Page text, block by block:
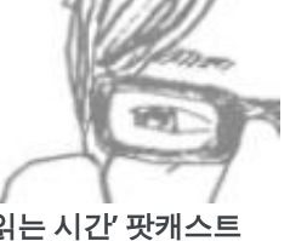
는 시간’ 팟캐스트